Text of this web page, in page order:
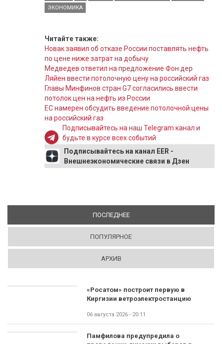
ЭКОНОМИКА
Читайте также:
Новак заявил об отказе России поставлять нефть
по цене ниже затрат на добычу
Медведев ответил на предложение Фон дер
Ляйен ввести потолочную цену на российский газ
Главы Минфинов стран G7 согласились ввести
потолок цен на нефть из России
ЕС намерен обсудить введение потолочной цены
на российский газ
Подписывайтесь на наш Telegram канал и
будьте в курсе всех событий
Подписывайтесь на канал EER -
Внешнеэкономические связи в Дзен
ПОСЛЕДНЕЕ(АКТИВНАЯ ВКЛАДКА)
ПОПУЛЯРНОЕ
АРХИВ
«Росатом» построит первую в
Киргизии ветроэлектростанцию
06 августа 2026 - 20:11
Памфилова предупредила о